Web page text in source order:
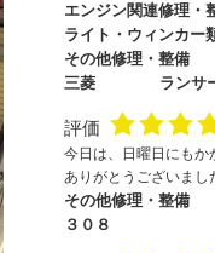
をしてくださりこちら
してくださいましたあ
た車検後に急な整備
対応してくださりとて
をこちらののんびりし
惑をおかけしている
合わせて対応してくだ
謝してます旧車や海外
業にも車のオーナーさ
エンジン関連修理・
ライト・ウィンカー
その他修理・整備
三菱
ランサ
評価
今日は、日曜日にもか
ありがとうございまし
込んだ所にあり、尚且
かないと交換出来ない
その他修理・整備
３０８